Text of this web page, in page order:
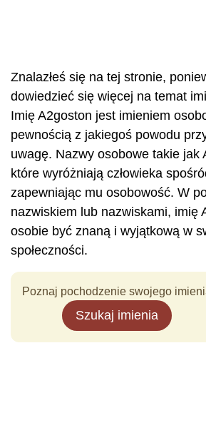
Znalazłeś się na tej stronie,
dowiedzieć się więcej na temat
Imię A2goston jest imieniem
pewnością z jakiegoś powodu
uwagę. Nazwy osobowe takie jak
które wyróżniają człowieka
zapewniając mu osobowość. W
nazwiskiem lub nazwiskami, imię
osobie być znaną i wyjątkową w
społeczności.
Poznaj pochodzenie swojego
Szukaj imienia